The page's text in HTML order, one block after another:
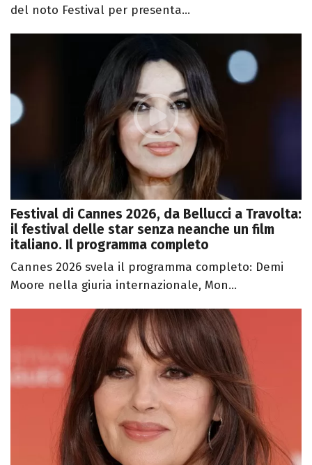
del noto Festival per presenta...
Festival di Cannes 2026, da Bellucci a Travolta:
il festival delle star senza neanche un film
italiano. Il programma completo
Cannes 2026 svela il programma completo: Demi
Moore nella giuria internazionale, Mon...